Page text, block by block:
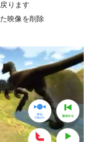
ります
映像を削除